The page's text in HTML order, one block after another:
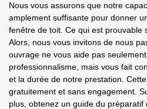
Nous vous assurons que notre
amplement suffisante pour donner
fenêtre de toit. Ce qui est prouvable
Alors, nous vous invitons de nous
ouvrage ne vous aide pas
professionnalisme, mais vous fait
et la durée de notre prestation.
gratuitement et sans engagement.
plus, obtenez un guide du